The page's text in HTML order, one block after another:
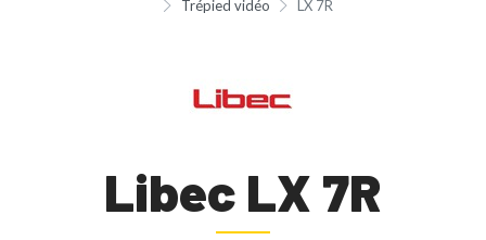
Trépied vidéo
LX 7R
Libec LX 7R